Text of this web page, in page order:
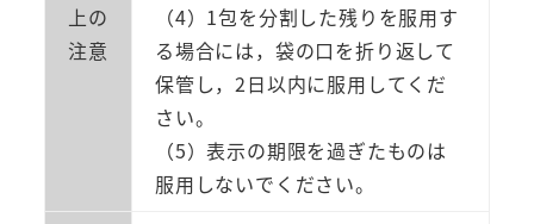
上の
注意
（4）1包を分割した残りを服用す
る場合には，袋の口を折り返して
保管し，2日以内に服用してくだ
さい。
（5）表示の期限を過ぎたものは
服用しないでください。